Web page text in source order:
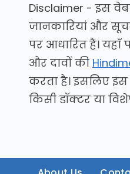
Disclaimer - इस
जानकारियां और
पर आधारित हैं। यहाँ
और दावों की
करता है। इसलिए
किसी डॉक्टर या